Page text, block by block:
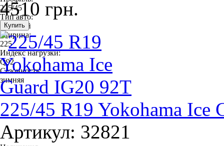
225/45
Тип авто:
легковой
Ширина:
225
Индекс нагрузки:
Q92
Сезонность:
зимняя
4510 грн.
225/45 R19 Yokohama Ice
Артикул: 32821